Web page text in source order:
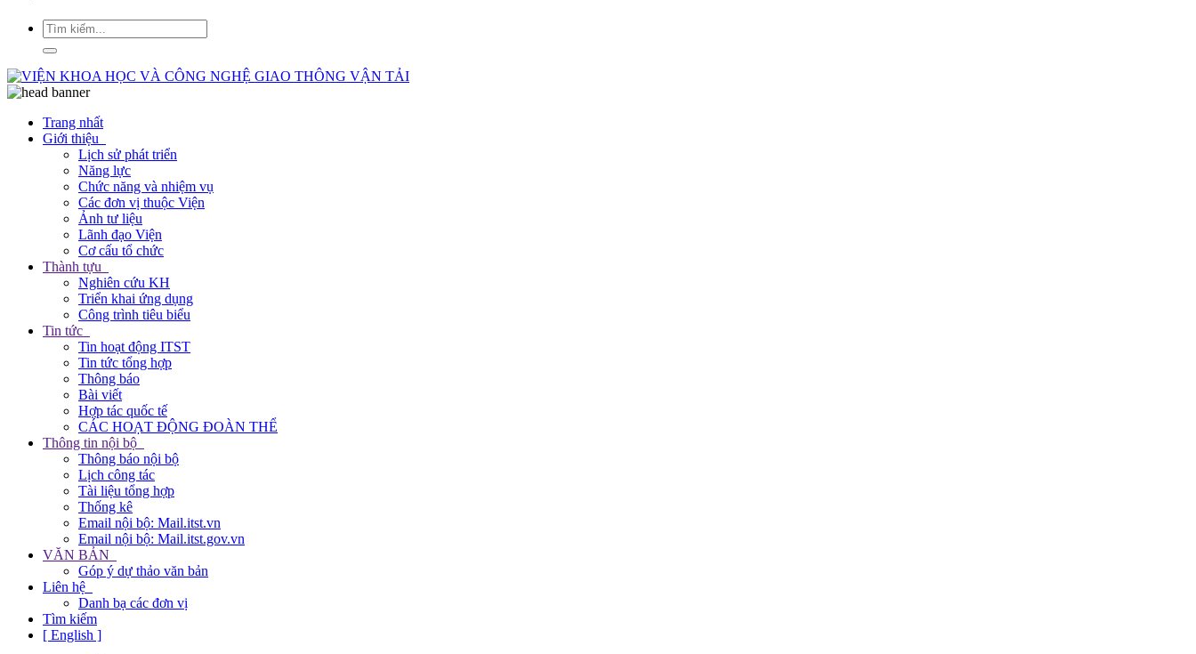
Trang nhất
Giới thiệu
Lịch sử phát triển
Năng lực
Chức năng và nhiệm vụ
Các đơn vị thuộc Viện
Ảnh tư liệu
Lãnh đạo Viện
Cơ cấu tổ chức
Thành tựu
Nghiên cứu KH
Triển khai ứng dụng
Công trình tiêu biểu
Tin tức
Tin hoạt động ITST
Tin tức tổng hợp
Thông báo
Bài viết
Hợp tác quốc tế
CÁC HOẠT ĐỘNG ĐOÀN THỂ
Thông tin nội bộ
Thông báo nội bộ
Lịch công tác
Tài liệu tổng hợp
Thống kê
Email nội bộ: Mail.itst.vn
Email nội bộ: Mail.itst.gov.vn
VĂN BẢN
Góp ý dự thảo văn bản
Liên hệ
Danh bạ các đơn vị
Tìm kiếm
[ English ]